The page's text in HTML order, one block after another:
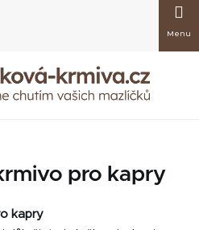
košík
pro kapry
kapry